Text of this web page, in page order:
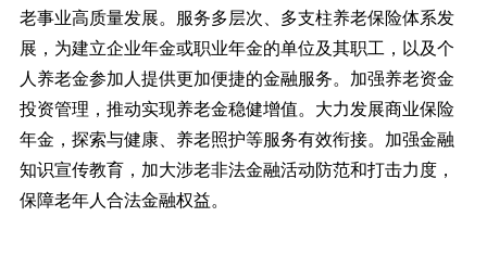
老事业高质量发展。服务多层次、多支柱养老保险体系发
展，为建立企业年金或职业年金的单位及其职工，以及个
人养老金参加人提供更加便捷的金融服务。加强养老资金
投资管理，推动实现养老金稳健增值。大力发展商业保险
年金，探索与健康、养老照护等服务有效衔接。加强金融
知识宣传教育，加大涉老非法金融活动防范和打击力度，
保障老年人合法金融权益。